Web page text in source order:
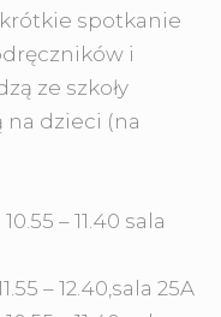
spotkanie
i
ze szkoły
dzieci (na
– 11.40 sala
– 12.40,sala 25A